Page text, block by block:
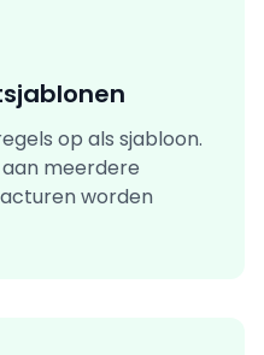
op als sjabloon.
meerdere
worden